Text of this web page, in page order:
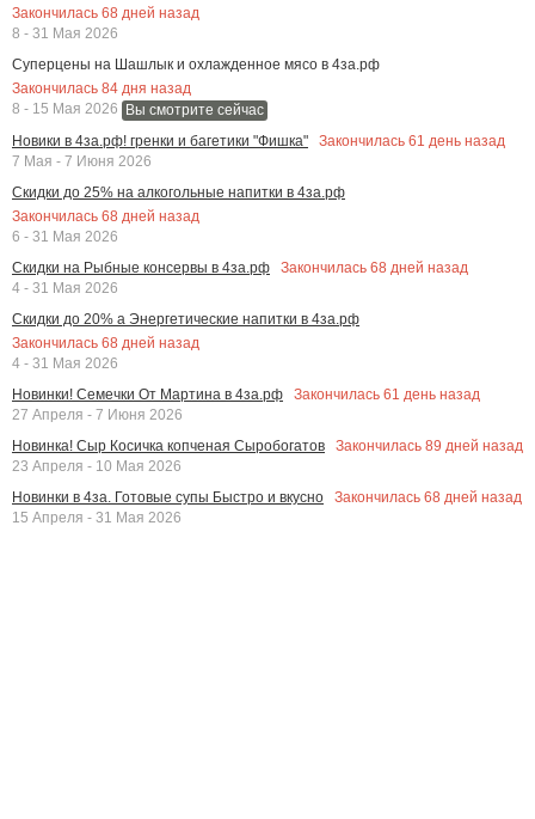
Закончилась 68 дней назад
8 - 31 Мая 2026
Суперцены на Шашлык и охлажденное мясо в 4за.рф
Закончилась 84 дня назад
8 - 15 Мая 2026 Вы смотрите сейчас
Новики в 4за.рф! гренки и багетики "Фишка"
Закончилась 61 день назад
7 Мая - 7 Июня 2026
Скидки до 25% на алкогольные напитки в 4за.рф
Закончилась 68 дней назад
6 - 31 Мая 2026
Скидки на Рыбные консервы в 4за.рф
Закончилась 68 дней назад
4 - 31 Мая 2026
Скидки до 20% а Энергетические напитки в 4за.рф
Закончилась 68 дней назад
4 - 31 Мая 2026
Новинки! Семечки От Мартина в 4за.рф
Закончилась 61 день назад
27 Апреля - 7 Июня 2026
Новинка! Сыр Косичка копченая Сыробогатов
Закончилась 89 дней назад
23 Апреля - 10 Мая 2026
Новинки в 4за. Готовые супы Быстро и вкусно
Закончилась 68 дней назад
15 Апреля - 31 Мая 2026